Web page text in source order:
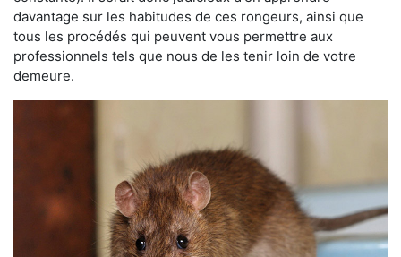
davantage sur les habitudes de ces rongeurs, ainsi que
tous les procédés qui peuvent vous permettre aux
professionnels tels que nous de les tenir loin de votre
demeure.